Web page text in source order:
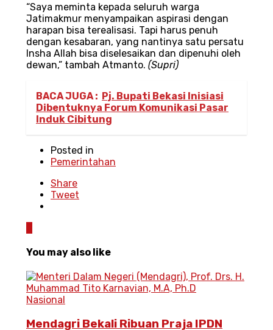
“Saya meminta kepada seluruh warga
Jatimakmur menyampaikan aspirasi dengan
harapan bisa terealisasi. Tapi harus penuh
dengan kesabaran, yang nantinya satu persatu
Insha Allah bisa diselesaikan dan dipenuhi oleh
dewan,” tambah Atmanto. (Supri)
BACA JUGA : Pj. Bupati Bekasi Inisiasi
Dibentuknya Forum Komunikasi Pasar
Induk Cibitung
Posted in
Pemerintahan
Share
Tweet
You may also like
Nasional
Mendagri Bekali Ribuan Praja IPDN